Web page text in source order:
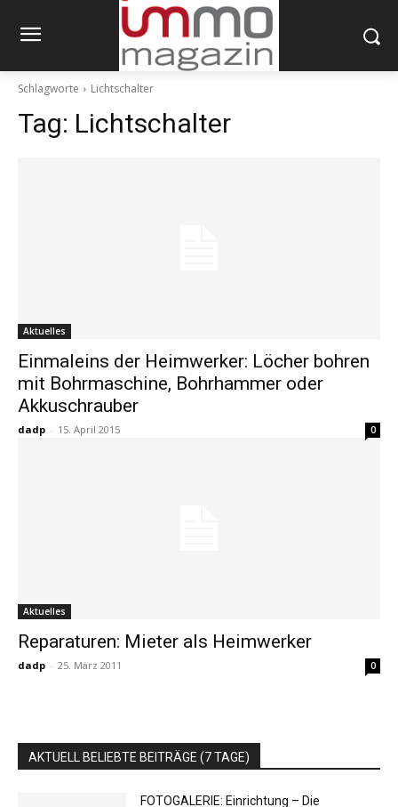
Schlagworte Lichtschalter
Tag: Lichtschalter
Aktuelles
Einmaleins der Heimwerker: Löcher bohren
mit Bohrmaschine, Bohrhammer oder
Akkuschrauber
dadp - 15. April 2015 0
Aktuelles
Reparaturen: Mieter als Heimwerker
dadp - 25. März 2011 0
AKTUELL BELIEBTE BEITRÄGE (7 TAGE)
FOTOGALERIE: Einrichtung – Die